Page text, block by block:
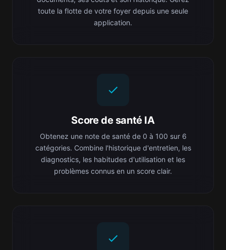
toute la flotte de votre foyer depuis une seule
application.
Score de santé IA
Obtenez une note de santé de 0 à 100 sur 6
catégories. Combine l'historique d'entretien, les
diagnostics, les habitudes d'utilisation et les
problèmes connus en un score clair.